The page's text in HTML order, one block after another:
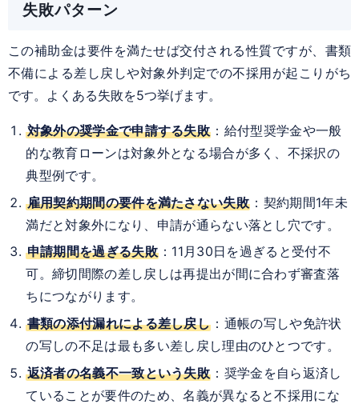
失敗パターン
この補助金は要件を満たせば交付される性質ですが、書類
不備による差し戻しや対象外判定での不採用が起こりがち
です。よくある失敗を5つ挙げます。
対象外の奨学金で申請する失敗 ：給付型奨学金や一般
的な教育ローンは対象外となる場合が多く、不採択の
典型例です。
雇用契約期間の要件を満たさない失敗 ：契約期間1年未
満だと対象外になり、申請が通らない落とし穴です。
申請期間を過ぎる失敗 ：11月30日を過ぎると受付不
可。締切間際の差し戻しは再提出が間に合わず審査落
ちにつながります。
書類の添付漏れによる差し戻し ：通帳の写しや免許状
の写しの不足は最も多い差し戻し理由のひとつです。
返済者の名義不一致という失敗 ：奨学金を自ら返済し
ていることが要件のため、名義が異なると不採用にな